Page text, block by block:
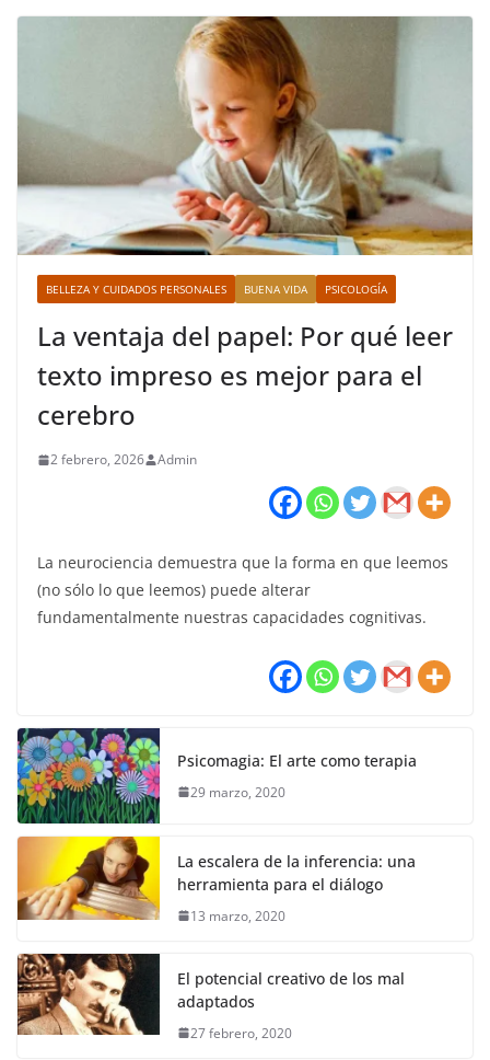
BELLEZA Y CUIDADOS PERSONALES BUENA VIDA PSICOLOGÍA
La ventaja del papel: Por qué leer
texto impreso es mejor para el
cerebro
2 febrero, 2026 Admin
La neurociencia demuestra que la forma en que leemos
(no sólo lo que leemos) puede alterar
fundamentalmente nuestras capacidades cognitivas.
Psicomagia: El arte como terapia
29 marzo, 2020
La escalera de la inferencia: una
herramienta para el diálogo
13 marzo, 2020
El potencial creativo de los mal
adaptados
27 febrero, 2020